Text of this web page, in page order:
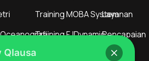
Foto Udara
Training MOBA System
Training FJDynamic
Remote Support
Layanan
Pencapaian
Artikel
Qlausa